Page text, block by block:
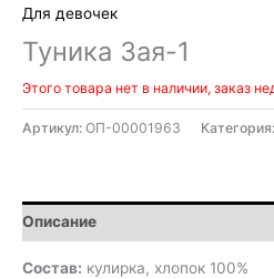
Для девочек
Туника Зая-1
Этого товара нет в наличии, заказ
Артикул: ОП-00001963 Категория:
Описание
Состав: кулирка, хлопок 100%